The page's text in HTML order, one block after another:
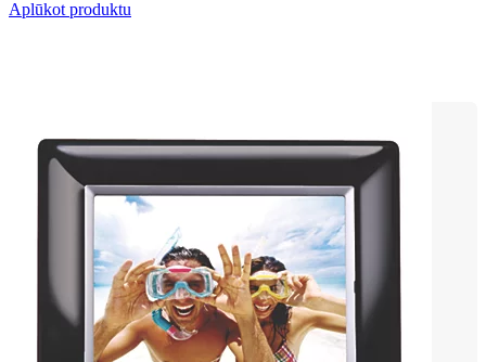
Aplūkot produktu